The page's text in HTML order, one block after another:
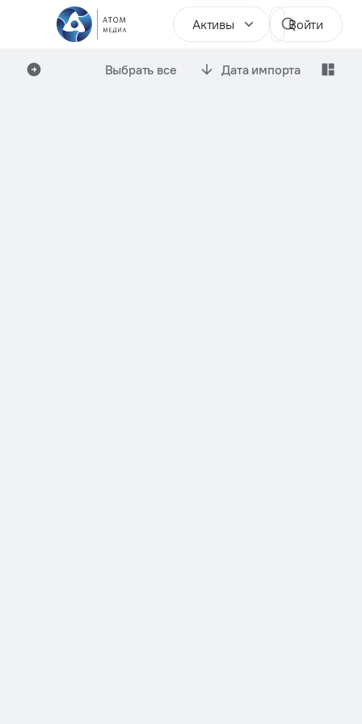
Активы Войти
Выбрать все Дата импорта